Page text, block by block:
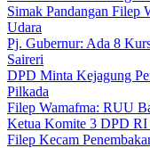
Simak Pandangan Filep
Udara
Pj. Gubernur: Ada 8
Saireri
DPD Minta Kejagung
Pilkada
Filep Wamafma: RUU
Ketua Komite 3 DPD
Filep Kecam